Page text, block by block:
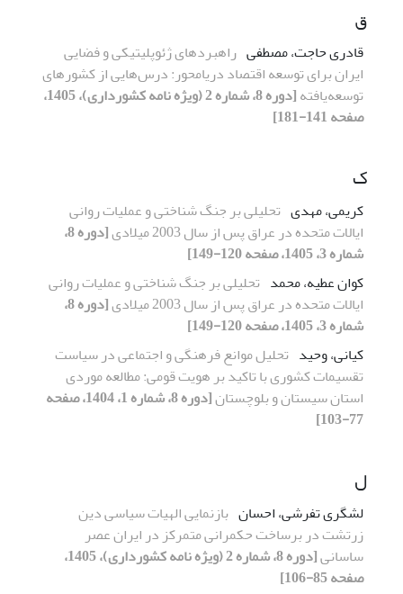
ق
قادری حاجت، مصطفی راهبردهای ژئوپلیتیکی و فضایی
ایران برای توسعه اقتصاد دریامحور: درس‌هایی از کشورهای
توسعه‌یافته
[دوره 8، شماره 2 (ویژه نامه کشورداری)، 1405،
صفحه 141-181]
ک
کریمی، مهدی تحلیلی بر جنگ شناختی و عملیات روانی
ایالات متحده در عراق پس از سال 2003 میلادی
[دوره 8،
شماره 3، 1405، صفحه 120-149]
کوان عطیه، محمد تحلیلی بر جنگ شناختی و عملیات روانی
ایالات متحده در عراق پس از سال 2003 میلادی
[دوره 8،
شماره 3، 1405، صفحه 120-149]
کیانی، وحید تحلیل موانع فرهنگی و اجتماعی در سیاست
تقسیمات کشوری با تاکید بر هویت قومی: مطالعه موردی
استان سیستان و بلوچستان
[دوره 8، شماره 1، 1404، صفحه
77-103]
ل
لشگری تفرشی، احسان بازنمایی الهیات سیاسی دین
زرتشت در برساخت حکمرانی متمرکز در ایران عصر
ساسانی
[دوره 8، شماره 2 (ویژه نامه کشورداری)، 1405،
صفحه 85-106]